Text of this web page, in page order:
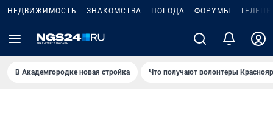
НЕДВИЖИМОСТЬ ЗНАКОМСТВА ПОГОДА ФОРУМЫ
В Академгородке новая стройка Что получают волонтеры